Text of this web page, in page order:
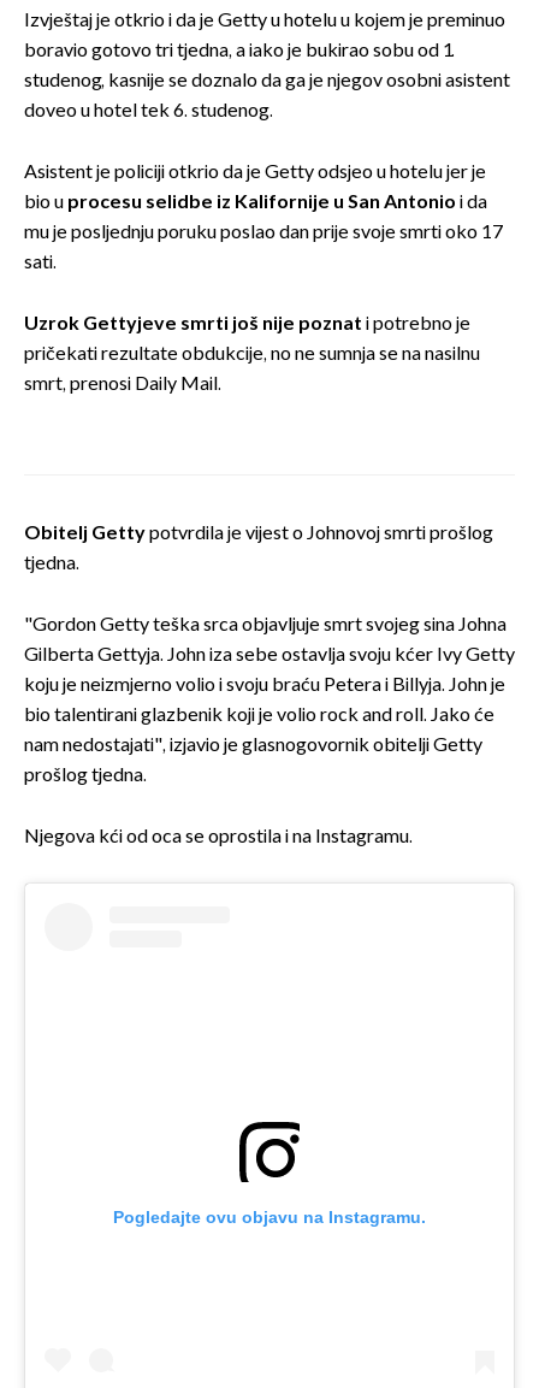
Izvještaj je otkrio i da je Getty u hotelu u kojem je preminuo
boravio gotovo tri tjedna, a iako je bukirao sobu od 1.
studenog, kasnije se doznalo da ga je njegov osobni asistent
doveo u hotel tek 6. studenog.
Asistent je policiji otkrio da je Getty odsjeo u hotelu jer je
bio u procesu selidbe iz Kalifornije u San Antonio i da
mu je posljednju poruku poslao dan prije svoje smrti oko 17
sati.
Uzrok Gettyjeve smrti još nije poznat i potrebno je
pričekati rezultate obdukcije, no ne sumnja se na nasilnu
smrt, prenosi Daily Mail.
Obitelj Gettypotvrdila je vijest o Johnovoj smrti prošlog
tjedna.
"Gordon Getty teška srca objavljuje smrt svojeg sina Johna
Gilberta Gettyja. John iza sebe ostavlja svoju kćer Ivy Getty
koju je neizmjerno volio i svoju braću Petera i Billyja. John je
bio talentirani glazbenik koji je volio rock and roll. Jako će
nam nedostajati", izjavio je glasnogovornik obitelji Getty
prošlog tjedna.
Njegova kći od oca se oprostila i na Instagramu.
Pogledajte ovu objavu na Instagramu.